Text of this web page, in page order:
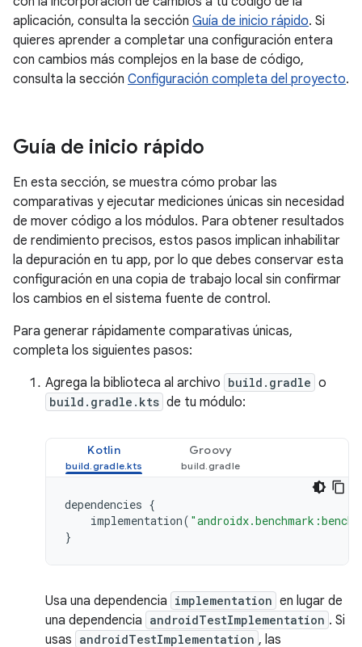
aplicación, consulta la sección Guía de inicio rápido. Si
quieres aprender a completar una configuración entera
con cambios más complejos en la base de código,
consulta la sección Configuración completa del proyecto.
Guía de inicio rápido
En esta sección, se muestra cómo probar las
comparativas y ejecutar mediciones únicas sin necesidad
de mover código a los módulos. Para obtener resultados
de rendimiento precisos, estos pasos implican inhabilitar
la depuración en tu app, por lo que debes conservar esta
configuración en una copia de trabajo local sin confirmar
los cambios en el sistema fuente de control.
Para generar rápidamente comparativas únicas,
completa los siguientes pasos:
Agrega la biblioteca al archivo build.gradle o
build.gradle.kts de tu módulo:
Kotlin Groovy
dependencies {
implementation(
}
Usa una dependencia implementation en lugar de
una dependencia androidTestImplementation . Si
usas androidTestImplementation , las